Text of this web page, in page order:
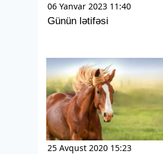
06 Yanvar 2023 11:40
Günün lətifəsi
25 Avqust 2020 15:23